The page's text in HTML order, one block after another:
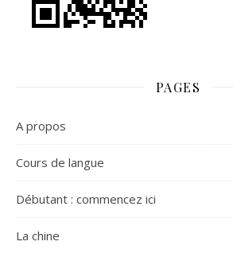
PAGES
A propos
Cours de langue
Débutant : commencez ici
La chine